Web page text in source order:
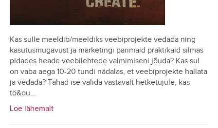
Kas sulle meeldib/meeldiks veebiprojekte vedada ning
kasutusmugavust ja marketingi parimaid praktikaid silmas
pidades heade veebilehtede valmimiseni jõuda? Kas sul
on vaba aega 10-20 tundi nädalas, et veebiprojekte hallata
ja vedada? Tahad ise valida vastavalt hetketujule, kas
tö&ou...
Loe lähemalt